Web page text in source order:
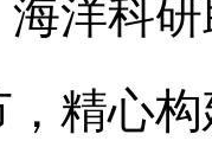
洋科
精心